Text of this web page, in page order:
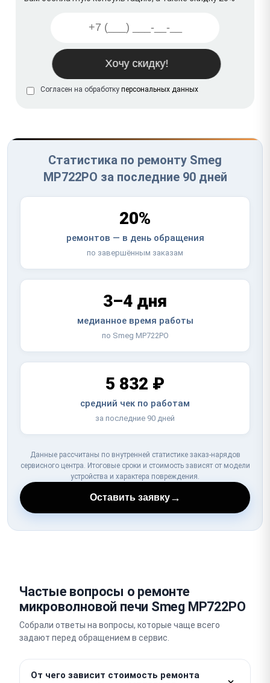
Согласен на обработку персональных данных
Статистика по ремонту Smeg
MP722PO за последние 90 дней
20%
ремонтов — в день обращения
по завершённым заказам
3–4 дня
медианное время работы
по Smeg MP722PO
5 832 ₽
средний чек по работам
за последние 90 дней
Данные рассчитаны по внутренней статистике заказ-нарядов
сервисного центра. Итоговые сроки и стоимость зависят от модели
устройства и характера повреждения.
Оставить заявку→
Частые вопросы о ремонте
микроволновой печи Smeg MP722PO
Собрали ответы на вопросы, которые чаще всего
задают перед обращением в сервис.
От чего зависит стоимость ремонта